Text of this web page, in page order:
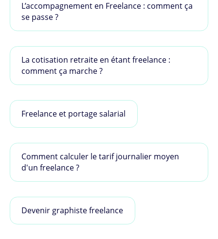
L’accompagnement en Freelance : comment ça
se passe ?
La cotisation retraite en étant freelance :
comment ça marche ?
Freelance et portage salarial
Comment calculer le tarif journalier moyen
d'un freelance ?
Devenir graphiste freelance